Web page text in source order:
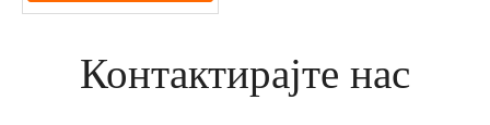
Контактирајте нас